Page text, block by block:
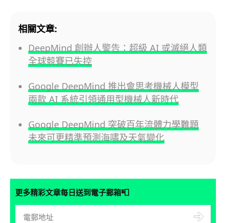
相關文章:
DeepMind 創辦人警告：超級 AI 或滅絕人類
全球競賽已失控
Google DeepMind 推出會思考機械人模型
兩款 AI 系統引領通用型機械人新時代
Google DeepMind 突破百年流體力學難題
未來可更精準預測海嘯及天氣變化
更多精彩文章每日送到電子郵箱📮